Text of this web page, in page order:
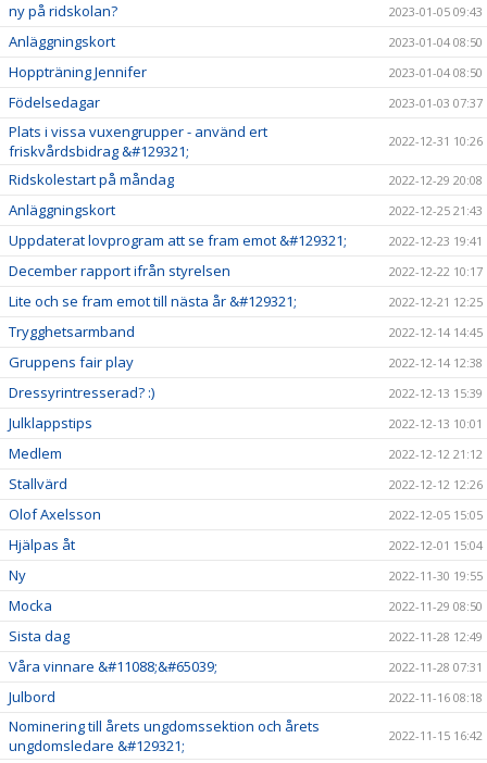
ny på ridskolan? 2023-01-05 09:43
Anläggningskort 2023-01-04 08:50
Hoppträning Jennifer 2023-01-04 08:50
Födelsedagar 2023-01-03 07:37
Plats i vissa vuxengrupper - använd ert
friskvårdsbidrag &#129321;
2022-12-31 10:26
Ridskolestart på måndag 2022-12-29 20:08
Anläggningskort 2022-12-25 21:43
Uppdaterat lovprogram att se fram emot &#129321; 2022-12-23 19:41
December rapport ifrån styrelsen 2022-12-22 10:17
Lite och se fram emot till nästa år &#129321; 2022-12-21 12:25
Trygghetsarmband 2022-12-14 14:45
Gruppens fair play 2022-12-14 12:38
Dressyrintresserad? :) 2022-12-13 15:39
Julklappstips 2022-12-13 10:01
Medlem 2022-12-12 21:12
Stallvärd 2022-12-12 12:26
Olof Axelsson 2022-12-05 15:05
Hjälpas åt 2022-12-01 15:04
Ny 2022-11-30 19:55
Mocka 2022-11-29 08:50
Sista dag 2022-11-28 12:49
Våra vinnare &#11088;&#65039; 2022-11-28 07:31
Julbord 2022-11-16 08:18
Nominering till årets ungdomssektion och årets
ungdomsledare &#129321;
2022-11-15 16:42